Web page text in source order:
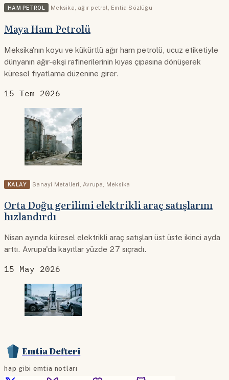
HAM PETROL Meksika, ağır petrol, Emtia Sözlüğü
Maya Ham Petrolü
Meksika'nın koyu ve kükürtlü ağır ham petrolü, ucuz etiketiyle
dünyanın ağır-ekşi rafinerilerinin kıyas çıpasına dönüşerek
küresel fiyatlama düzenine girer.
15 Tem 2026
KALAY Sanayi Metalleri Avrupa Meksika
Orta Doğu gerilimi elektrikli araç satışlarını
hızlandırdı
Nisan ayında küresel elektrikli araç satışları üst üste ikinci ayda
arttı. Avrupa'da kayıtlar yüzde 27 sıçradı.
15 May 2026
Emtia Defteri
hap gibi emtia notları